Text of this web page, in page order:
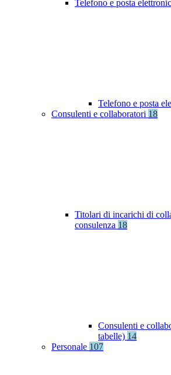
Telefono e posta
Telefono e posta
Consulenti e collaboratori 18
Titolari di incarichi di
consulenza 18
Consulenti e
tabelle) 14
Personale 107